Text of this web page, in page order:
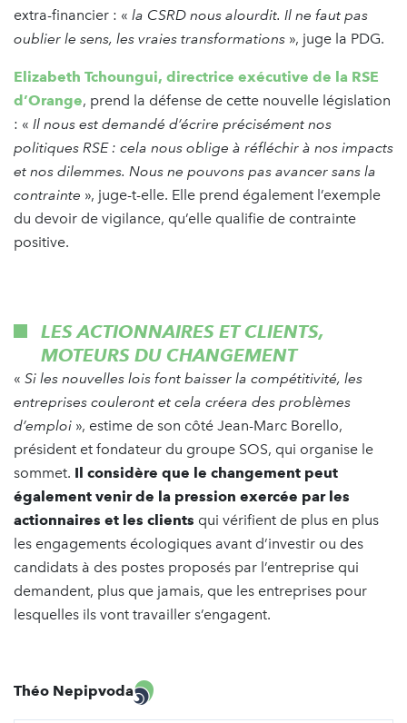
extra-financier : « la CSRD nous alourdit. Il ne faut pas
oublier le sens, les vraies transformations », juge la PDG.
Elizabeth Tchoungui, directrice exécutive de la RSE
d’Orange, prend la défense de cette nouvelle législation
: « Il nous est demandé d’écrire précisément nos
politiques RSE : cela nous oblige à réfléchir à nos impacts
et nos dilemmes. Nous ne pouvons pas avancer sans la
contrainte », juge-t-elle. Elle prend également l’exemple
du devoir de vigilance, qu’elle qualifie de contrainte
positive.
LES ACTIONNAIRES ET CLIENTS,
MOTEURS DU CHANGEMENT
« Si les nouvelles lois font baisser la compétitivité, les
entreprises couleront et cela créera des problèmes
d’emploi », estime de son côté Jean-Marc Borello,
président et fondateur du groupe SOS, qui organise le
sommet. Il considère que le changement peut
également venir de la pression exercée par les
actionnaires et les clients qui vérifient de plus en plus
les engagements écologiques avant d’investir ou des
candidats à des postes proposés par l’entreprise qui
demandent, plus que jamais, que les entreprises pour
lesquelles ils vont travailler s’engagent.
Théo Nepipvoda